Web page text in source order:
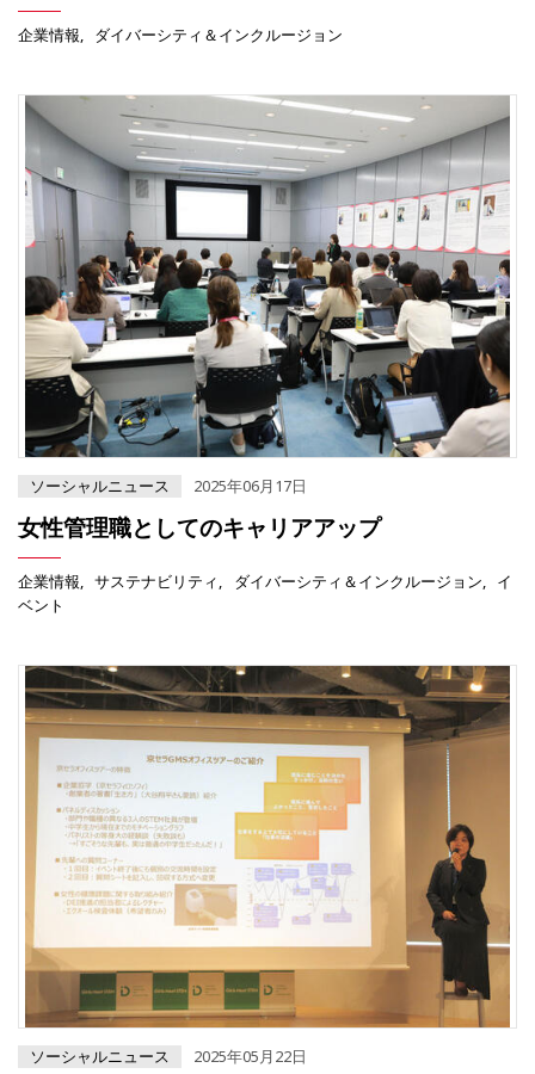
企業情報 ダイバーシティ＆インクルージョン
ソーシャルニュース 2025年06月17日
女性管理職としてのキャリアアップ
企業情報 サステナビリティ ダイバーシティ＆インクルージョン
イ
ベント
ソーシャルニュース 2025年05月22日